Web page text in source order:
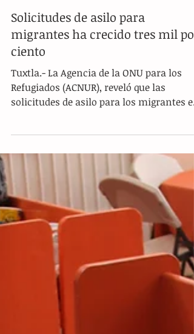
Solicitudes de asilo para
migrantes ha crecido tres mil por
Refugiados (ACNUR), reveló que las
solicitudes de asilo para los migrantes en
la frontera Sur de...